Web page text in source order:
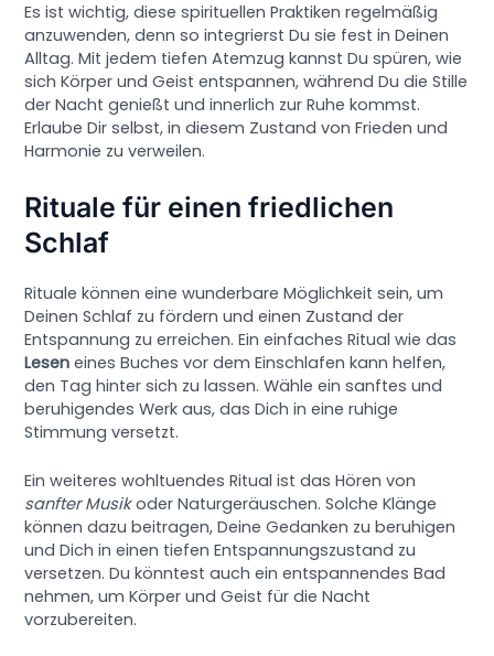
Es ist wichtig, diese spirituellen Praktiken regelmäßig
anzuwenden, denn so integrierst Du sie fest in Deinen
Alltag. Mit jedem tiefen Atemzug kannst Du spüren, wie
sich Körper und Geist entspannen, während Du die Stille
der Nacht genießt und innerlich zur Ruhe kommst.
Erlaube Dir selbst, in diesem Zustand von Frieden und
Harmonie zu verweilen.
Rituale für einen friedlichen
Schlaf
Rituale können eine wunderbare Möglichkeit sein, um
Deinen Schlaf zu fördern und einen Zustand der
Entspannung zu erreichen. Ein einfaches Ritual wie das
Lesen eines Buches vor dem Einschlafen kann helfen,
den Tag hinter sich zu lassen. Wähle ein sanftes und
beruhigendes Werk aus, das Dich in eine ruhige
Stimmung versetzt.
Ein weiteres wohltuendes Ritual ist das Hören von
sanfter Musikoder Naturgeräuschen. Solche Klänge
können dazu beitragen, Deine Gedanken zu beruhigen
und Dich in einen tiefen Entspannungszustand zu
versetzen. Du könntest auch ein entspannendes Bad
nehmen, um Körper und Geist für die Nacht
vorzubereiten.